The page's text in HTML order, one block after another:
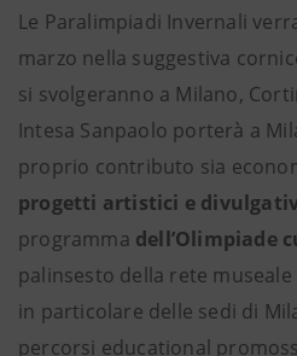
Le Paralimpiadi Invernali
marzo nella suggestiva
si svolgeranno a Milano,
Intesa Sanpaolo porterà a
proprio contributo sia
progetti artistici e
programma dell’Olimpiade
palinsesto della rete museale
in particolare delle sedi di
percorsi educational